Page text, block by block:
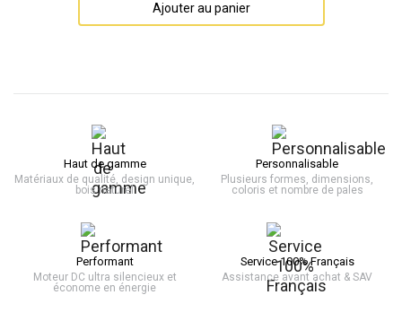
Ajouter au panier
Haut de gamme
Matériaux de qualité, design unique,
bois naturel
Personnalisable
Plusieurs formes, dimensions,
coloris et nombre de pales
Performant
Moteur DC ultra silencieux et
économe en énergie
Service 100% Français
Assistance avant achat & SAV